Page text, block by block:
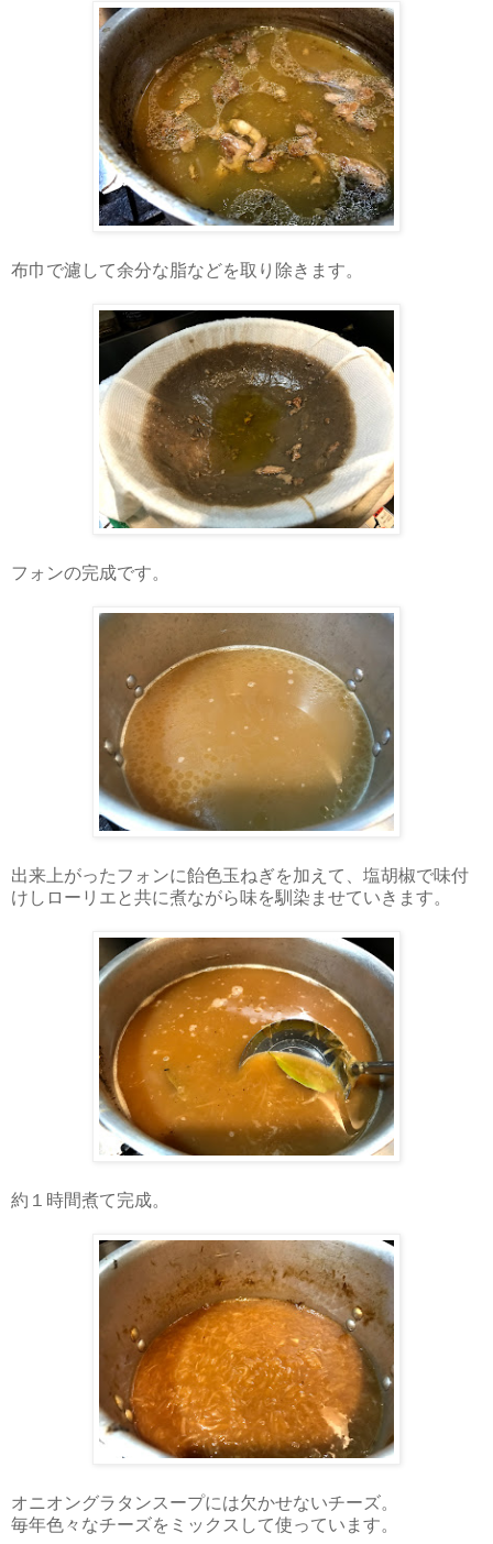
布巾で濾して余分な脂などを取り除きます。
フォンの完成です。
出来上がったフォンに飴色玉ねぎを加えて、塩胡椒で味付
けしローリエと共に煮ながら味を馴染ませていきます。
約１時間煮て完成。
オニオングラタンスープには欠かせないチーズ。
毎年色々なチーズをミックスして使っています。